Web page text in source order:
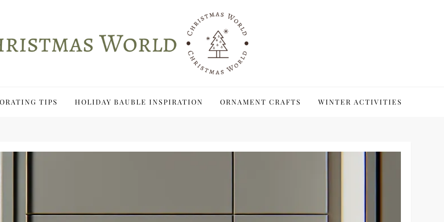
TIPS HOLIDAY BAUBLE INSPIRATION ORNAMENT CRAFTS WINTER ACTIVITIES